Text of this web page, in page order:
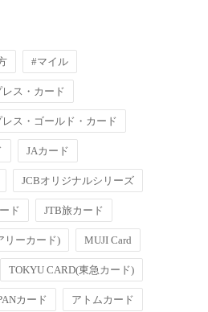
#マイル
ス・カード
ス・ゴールド・カード
JAカード
JCBオリジナルシリーズ
ド JTB旅カード
リーカード) MUJI Card
TOKYU CARD(東急カード)
カード アトムカード